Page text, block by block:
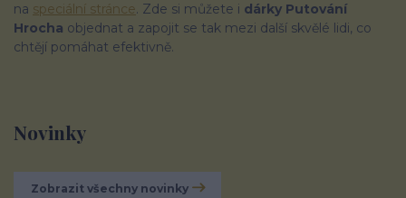
Novinky
Zobrazit všechny novinky
na speciální stránce. Zde si můžete i dárky Putování
Hrocha objednat a zapojit se tak mezi další skvělé lidi, co
chtějí pomáhat efektivně.